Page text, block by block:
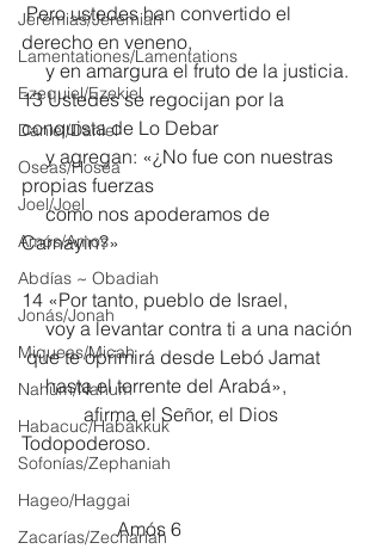
Jeremias/Jeremiah
Lamentationes/Lamentations
Ezequiel/Ezekiel
Daniel/Daniel
Oseas/Hosea
Joel/Joel
Amós/Amos
Abdías ~ Obadiah
Jonás/Jonah
Miqueas/Micah
Nahúm/Nahum
Habacuc/Habakkuk
Sofonías/Zephaniah
Hageo/Haggai
Zacarías/Zechariah
Pero ustedes han convertido el
derecho en veneno,
     y en amargura el fruto de la justicia.
13 Ustedes se regocijan por la
conquista de Lo Debar
     y agregan: «¿No fue con nuestras
propias fuerzas
     como nos apoderamos de
Carnayin?»
14 «Por tanto, pueblo de Israel,
     voy a levantar contra ti a una nación
que te oprimirá desde Lebó Jamat
     hasta el torrente del Arabá»,
             afirma el Señor, el Dios
Todopoderoso.
		Amós 6